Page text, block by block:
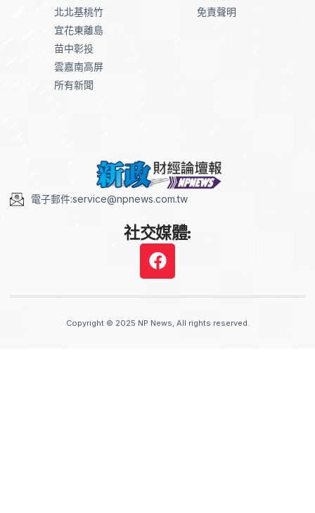
北北基桃竹
宜花東離島
苗中彰投
雲嘉南高屏
所有新聞
免責聲明
電子郵件:service@npnews.com.tw
社交媒體:
Copyright © 2025 NP News, All rights reserved.